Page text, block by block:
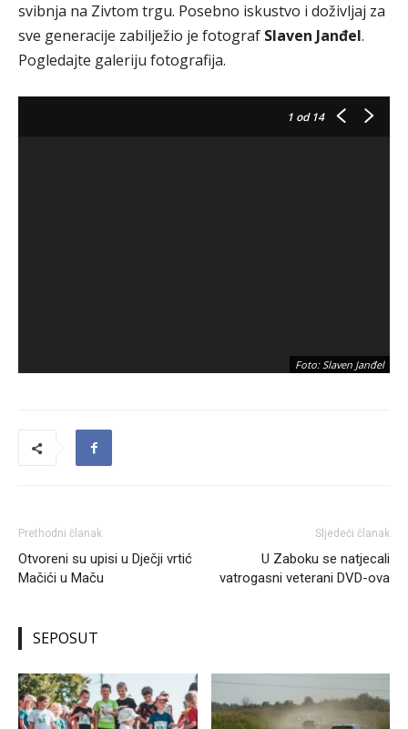
svibnja na Zivtom trgu. Posebno iskustvo i doživljaj za
sve generacije zabilježio je fotograf Slaven Janđel.
Pogledajte galeriju fotografija.
1 od 14
Foto: Slaven Janđel
Prethodni članak
Otvoreni su upisi u Dječji vrtić
Mačići u Maču
Sljedeći članak
U Zaboku se natjecali
vatrogasni veterani DVD-ova
SEPOSUT